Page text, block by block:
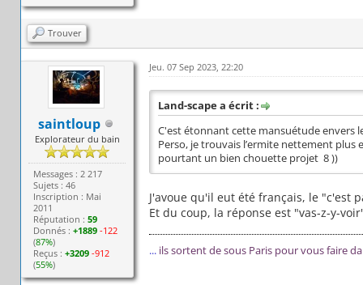
Trouver
saintloup
Explorateur du bain
Messages : 2 217
Sujets : 46
Inscription : Mai
2011
Réputation :59
Donnés :+1889 -122
(87%)
Reçus :+3209 -912
(55%)
Jeu. 07 Sep 2023, 22:20
Land-scape a écrit :
C'est étonnant cette mansuétude envers
Perso, je trouvais l’ermite nettement plus
pourtant un bien chouette projet 8 ))
J'avoue qu'il eut été français, le "c'est
Et du coup, la réponse est "vas-z-y-
... ils sortent de sous Paris pour vous faire